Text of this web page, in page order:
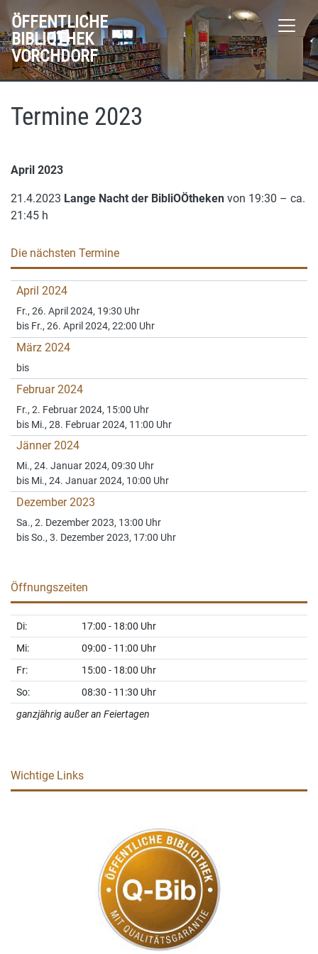
ÖFFENTLICHE
BIBLIOTHEK
VORCHDORF
Termine 2023
April 2023
21.4.2023 Lange Nacht der BibliOÖtheken von 19:30 – ca.
21:45 h
Die nächsten Termine
April 2024
Fr., 26. April 2024, 19:30 Uhr
bis Fr., 26. April 2024, 22:00 Uhr
März 2024
bis
Februar 2024
Fr., 2. Februar 2024, 15:00 Uhr
bis Mi., 28. Februar 2024, 11:00 Uhr
Jänner 2024
Mi., 24. Januar 2024, 09:30 Uhr
bis Mi., 24. Januar 2024, 10:00 Uhr
Dezember 2023
Sa., 2. Dezember 2023, 13:00 Uhr
bis So., 3. Dezember 2023, 17:00 Uhr
Öffnungszeiten
Di: 17:00 - 18:00 Uhr
Mi: 09:00 - 11:00 Uhr
Fr: 15:00 - 18:00 Uhr
So: 08:30 - 11:30 Uhr
ganzjährig außer an Feiertagen
Wichtige Links